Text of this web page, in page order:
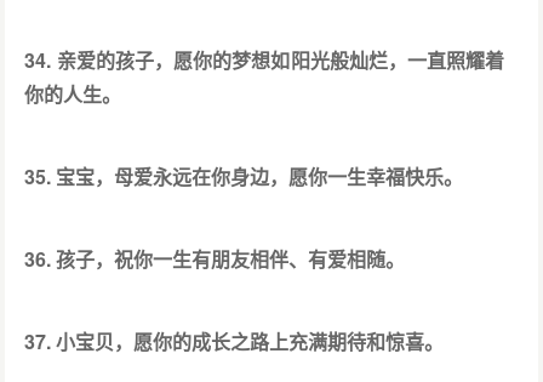
34. 亲爱的孩子，愿你的梦想如阳光般灿烂，一直照耀着
你的人生。
35. 宝宝，母爱永远在你身边，愿你一生幸福快乐。
36. 孩子，祝你一生有朋友相伴、有爱相随。
37. 小宝贝，愿你的成长之路上充满期待和惊喜。